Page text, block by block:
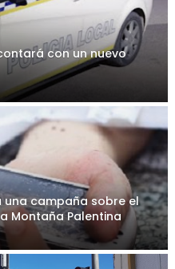
con un nuevo
campaña sobre el
Montaña Palentina